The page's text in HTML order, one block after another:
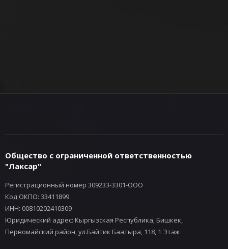
Общество с ограниченной ответственностью
"Лаксар"
Регистрационный номер 309233-3301-ООО
Код ОКПО: 33411899
ИНН: 00810202410309
Юридический адрес: Кыргызская Республика, Бишкек,
Первомайский район, ул.Байтик Баатыра, 118, 1 Этаж